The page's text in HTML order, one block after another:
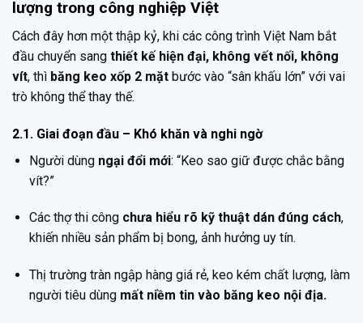
lượng trong công nghiệp Việt
Cách đây hơn một thập kỷ, khi các công trình Việt Nam bắt
đầu chuyển sang thiết kế hiện đại, không vết nối, không
vít, thì băng keo xốp 2 mặt bước vào “sân khấu lớn” với vai
trò không thể thay thế.
2.1. Giai đoạn đầu – Khó khăn và nghi ngờ
Người dùng ngại đổi mới: “Keo sao giữ được chắc bằng
vít?”
Các thợ thi công chưa hiểu rõ kỹ thuật dán đúng cách,
khiến nhiều sản phẩm bị bong, ảnh hưởng uy tín.
Thị trường tràn ngập hàng giá rẻ, keo kém chất lượng, làm
người tiêu dùng mất niềm tin vào băng keo nội địa.